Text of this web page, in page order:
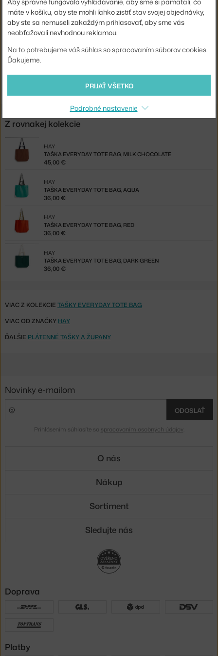
Farba:
tmavo zelená
Materiál:
bavlna
Kód produktu HAY-AE763-A602-AE77
EAN
5710441364061
Jste z Česka? Přejděte naTaška Everyday Tote Bag, dark green
Shopping from the EU? Switch toEveryday Tote Bag, dark green
Z rovnakej kolekcie
TAŠKA EVERYDAY TOTE BAG, MILK CHOCOLATE
HAY
45,00 €
TAŠKA EVERYDAY TOTE BAG, AQUA
HAY
36,00 €
TAŠKA EVERYDAY TOTE BAG, RED
HAY
36,00 €
TAŠKA EVERYDAY TOTE BAG, DARK GREEN
HAY
36,00 €
VIAC Z KOLEKCIE TAŠKY EVERYDAY TOTE BAG
VIAC OD ZNAČKY HAY
ĎALŠIE PLÁTENNÉ TAŠKY A ŽUPANY
máte v košíku, aby ste mohli ľahko zistiť stav svojej objednávky,
aby ste sa nemuseli zakaždým prihlasovať, aby sme vás
neobťažovali nevhodnou reklamou.
Na to potrebujeme váš súhlas so spracovaním súborov cookies.
Ďakujeme.
PRIJAŤ VŠETKO
Podrobné nastavenie
Novinky e-mailom
ODOSLAŤ
Prihlásením súhlasíte so spracovaním osobných údajov.
O nás
Nákup
Sortiment
Sledujte nás
Doprava
Platby